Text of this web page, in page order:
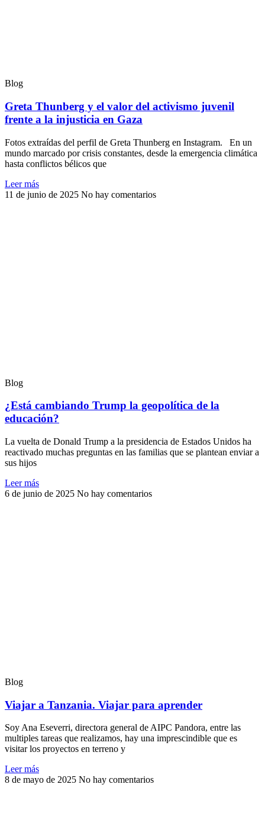
Blog
Greta Thunberg y el valor del activismo juvenil
frente a la injusticia en Gaza
Fotos extraídas del perfil de Greta Thunberg en Instagram. En un
mundo marcado por crisis constantes, desde la emergencia climática
hasta conflictos bélicos que
Leer más
11 de junio de 2025 No hay comentarios
Blog
¿Está cambiando Trump la geopolítica de la
educación?
La vuelta de Donald Trump a la presidencia de Estados Unidos ha
reactivado muchas preguntas en las familias que se plantean enviar a
sus hijos
Leer más
6 de junio de 2025 No hay comentarios
Blog
Viajar a Tanzania. Viajar para aprender
Soy Ana Eseverri, directora general de AIPC Pandora, entre las
multiples tareas que realizamos, hay una imprescindible que es
visitar los proyectos en terreno y
Leer más
8 de mayo de 2025 No hay comentarios